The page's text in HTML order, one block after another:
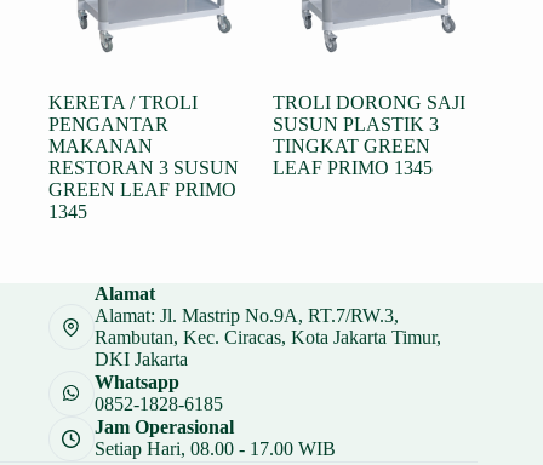
KERETA / TROLI
PENGANTAR
MAKANAN
RESTORAN 3 SUSUN
GREEN LEAF PRIMO
1345
TROLI DORONG SAJI
SUSUN PLASTIK 3
TINGKAT GREEN
LEAF PRIMO 1345
Alamat
Alamat: Jl. Mastrip No.9A, RT.7/RW.3,
Rambutan, Kec. Ciracas, Kota Jakarta Timur,
DKI Jakarta
Whatsapp
0852-1828-6185
Jam Operasional
Setiap Hari, 08.00 - 17.00 WIB